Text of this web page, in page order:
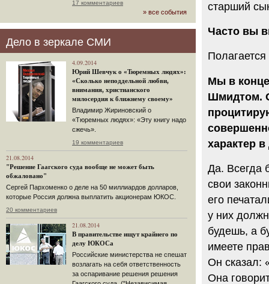
17 комментариев
» все события
Дело в зеркале СМИ
4.09.2014
Юрий Шевчук о «Тюремных людях»:
«Сколько неподдельной любви,
внимания, христианского
милосердия к ближнему своему»
Владимир Жириновский о
«Тюремных людях»: «Эту книгу надо
сжечь».
19 комментариев
21.08.2014
"Решение Гаагского суда вообще не может быть
обжаловано"
Сергей Пархоменко о деле на 50 миллиардов долларов,
которые Россия должна выплатить акционерам ЮКОС.
20 комментариев
21.08.2014
В правительстве ищут крайнего по
делу ЮКОСа
Российские министерства не спешат
возлагать на себя ответственность
за оспаривание решения решения
старший
Часто вы
Мы в
Шмидтом.
характер в
Да. Всегда
свои
его
у них
будешь, а
имеете
Он сказал:
Она